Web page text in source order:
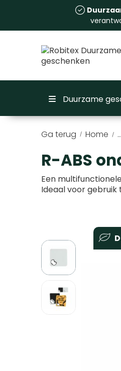
Duurzame
Ga terug / Home ...
R-ABS
Een
Ideaal voor gebruik